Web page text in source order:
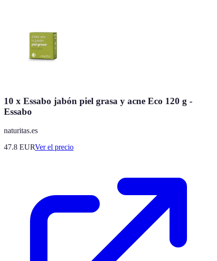
10 x Essabo jabón piel grasa y acne Eco 120 g -
Essabo
naturitas.es
47.8 EURVer el precio